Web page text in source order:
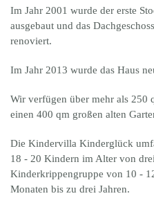
Im Jahr 2001 wurde der erste
ausgebaut und das
renoviert.
Im Jahr 2013 wurde das Haus
Wir verfügen über mehr als 250
einen 400 qm großen alten
Die Kindervilla Kinderglück
18 - 20 Kindern im Alter von
Kinderkrippengruppe von 10 -
Monaten bis zu drei Jahren.